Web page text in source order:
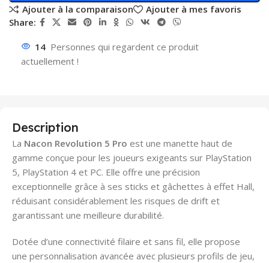
Ajouter à la comparaison
Ajouter à mes favoris
Share:
14 Personnes qui regardent ce produit
actuellement !
Description
La Nacon Revolution 5 Pro est une manette haut de
gamme conçue pour les joueurs exigeants sur PlayStation
5, PlayStation 4 et PC. Elle offre une précision
exceptionnelle grâce à ses sticks et gâchettes à effet Hall,
réduisant considérablement les risques de drift et
garantissant une meilleure durabilité.
Dotée d’une connectivité filaire et sans fil, elle propose
une personnalisation avancée avec plusieurs profils de jeu,